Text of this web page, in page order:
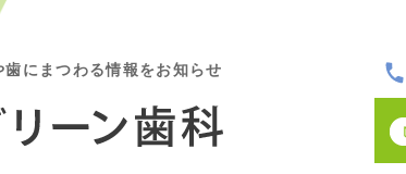
にまつわる情報をお知らせ